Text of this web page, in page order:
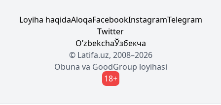
Loyiha haqidaAloqaFacebookInstagramTelegram
Twitter
OʼzbekchaЎзбекча
© Latifa.uz, 2008–2026
Obuna va GoodGroup loyihasi
18+